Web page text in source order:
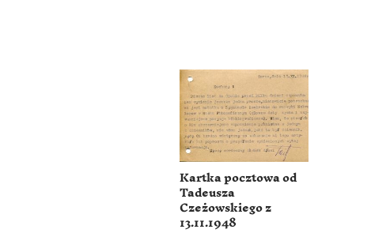
Kartka pocztowa od
Tadeusza
Czeżowskiego z
13.11.1948